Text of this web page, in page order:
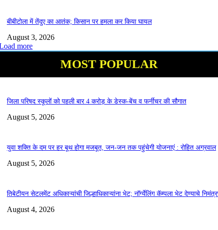
बीबीटोला में तेंदुए का आतंक; किसान पर हमला कर किया घायल
August 3, 2026
more
MOST POPULAR
जिला परिषद स्कूलों को पहली बार 4 करोड़ के डेस्क-बेंच व फर्नीचर की सौगात
August 5, 2026
युवा शक्ति के दम पर हर बूथ होगा मजबूत, जन-जन तक पहुंचेगी योजनाएं : रोहित अग्रवाल
August 5, 2026
तिबेटीयन सेटलमेंट अधिकाऱ्यांची जिल्हाधिकाऱ्यांना भेट; नॉर्ग्येलिंग कॅम्पला भेट देण्याचे
August 4, 2026